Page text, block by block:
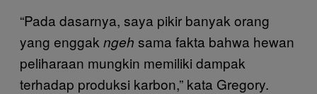
“Pada dasarnya, saya pikir banyak orang
yang enggak ngeh sama fakta bahwa hewan
peliharaan mungkin memiliki dampak
terhadap produksi karbon,” kata Gregory.